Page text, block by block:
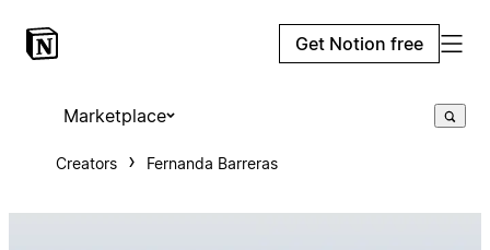
Get Notion free
Marketplace
Creators Fernanda Barreras